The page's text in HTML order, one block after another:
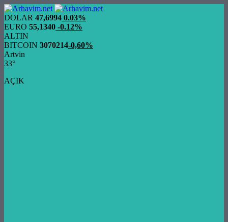
DOLAR 47,6994 0.03%
EURO 55,1340 -0.12%
ALTIN
BITCOIN 3070214-0,60%
Artvin
33°
AÇIK